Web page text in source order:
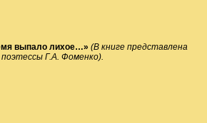
выпало лихое…» (В книге представлена
Г.А. Фоменко).